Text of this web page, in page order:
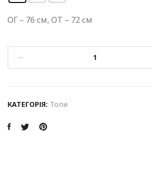
ОГ – 76 см, ОТ – 72 см
КАТЕГОРІЯ: Топи